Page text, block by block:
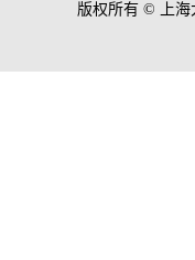
版权所有 © 上海